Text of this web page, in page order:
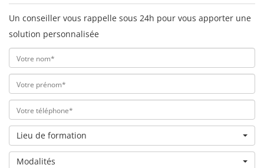
Un conseiller vous rappelle sous 24h pour vous apporter une
solution personnalisée
Lieu de formation
Modalités